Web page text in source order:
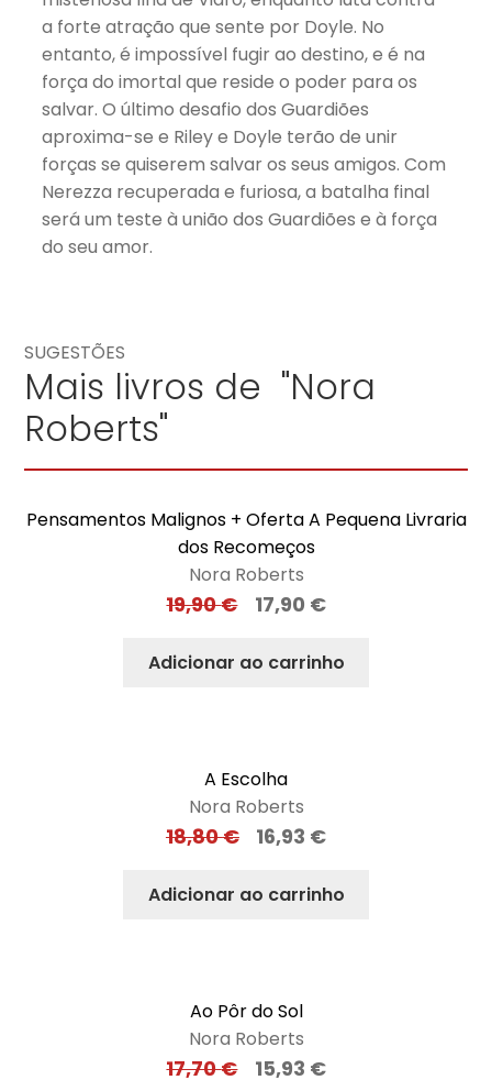
a forte atração que sente por Doyle. No
entanto, é impossível fugir ao destino, e é na
força do imortal que reside o poder para os
salvar. O último desafio dos Guardiões
aproxima-se e Riley e Doyle terão de unir
forças se quiserem salvar os seus amigos. Com
Nerezza recuperada e furiosa, a batalha final
será um teste à união dos Guardiões e à força
do seu amor.
SUGESTÕES
Mais livros de "Nora
Roberts"
Pensamentos Malignos + Oferta A Pequena Livraria
dos Recomeços
Nora Roberts
19,90€ 17,90 €
Adicionar ao carrinho
A Escolha
Nora Roberts
18,80€ 16,93 €
Adicionar ao carrinho
Ao Pôr do Sol
Nora Roberts
17,70€ 15,93 €